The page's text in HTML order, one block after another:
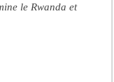
le Rwanda et